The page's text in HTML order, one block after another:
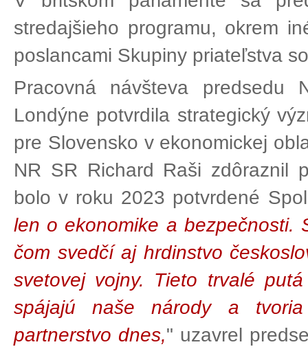
stredajšieho programu, okrem
poslancami Skupiny priateľstva
Pracovná návšteva predsedu
Londýne potvrdila strategický
pre Slovensko v ekonomickej
NR SR Richard Raši zdôraznil
bolo v roku 2023 potvrdené
len o ekonomike a bezpečnosti.
čom svedčí aj hrdinstvo
svetovej vojny. Tieto trvalé
spájajú naše národy a
partnerstvo dnes," uzavrel